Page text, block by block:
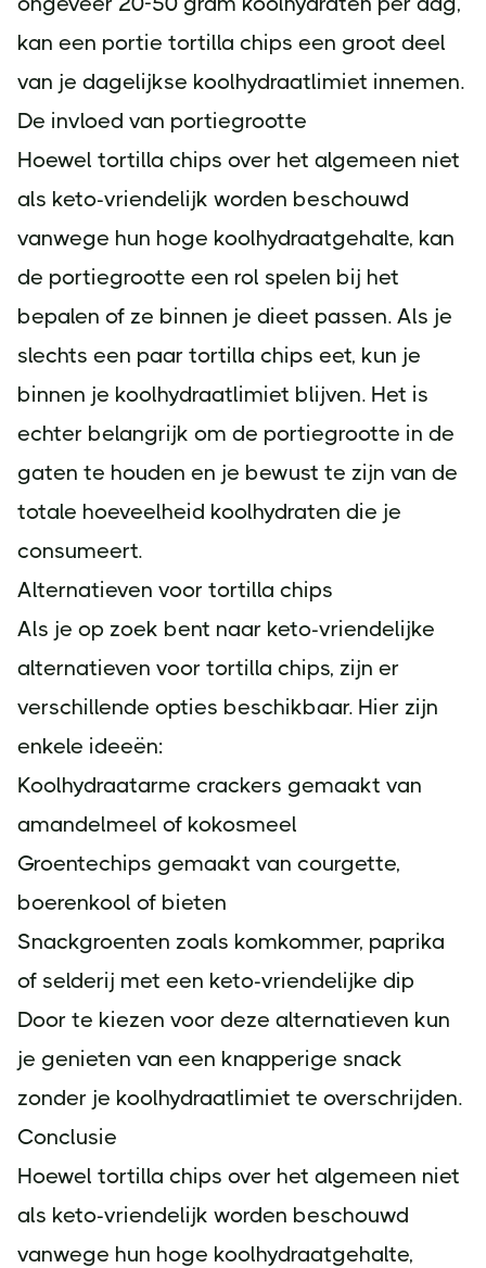
kan een portie tortilla chips een groot deel
van je dagelijkse koolhydraatlimiet innemen.
De invloed van portiegrootte
Hoewel tortilla chips over het algemeen niet
als keto-vriendelijk worden beschouwd
vanwege hun hoge koolhydraatgehalte, kan
de portiegrootte een rol spelen bij het
bepalen of ze binnen je dieet passen. Als je
slechts een paar tortilla chips eet, kun je
binnen je koolhydraatlimiet blijven. Het is
echter belangrijk om de portiegrootte in de
gaten te houden en je bewust te zijn van de
totale hoeveelheid koolhydraten die je
consumeert.
Alternatieven voor tortilla chips
Als je op zoek bent naar keto-vriendelijke
alternatieven voor tortilla chips, zijn er
verschillende opties beschikbaar. Hier zijn
enkele ideeën:
Koolhydraatarme crackers gemaakt van
amandelmeel of kokosmeel
Groentechips gemaakt van courgette,
boerenkool of bieten
Snackgroenten zoals komkommer, paprika
of selderij met een keto-vriendelijke dip
Door te kiezen voor deze alternatieven kun
je genieten van een knapperige snack
zonder je koolhydraatlimiet te overschrijden.
Conclusie
Hoewel tortilla chips over het algemeen niet
als keto-vriendelijk worden beschouwd
vanwege hun hoge koolhydraatgehalte,